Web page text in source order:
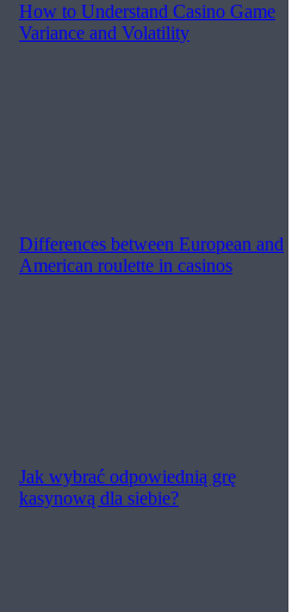
How to Understand Casino Game
Variance and Volatility
Differences between European and
American roulette in casinos
Jak wybrać odpowiednią grę
kasynową dla siebie?